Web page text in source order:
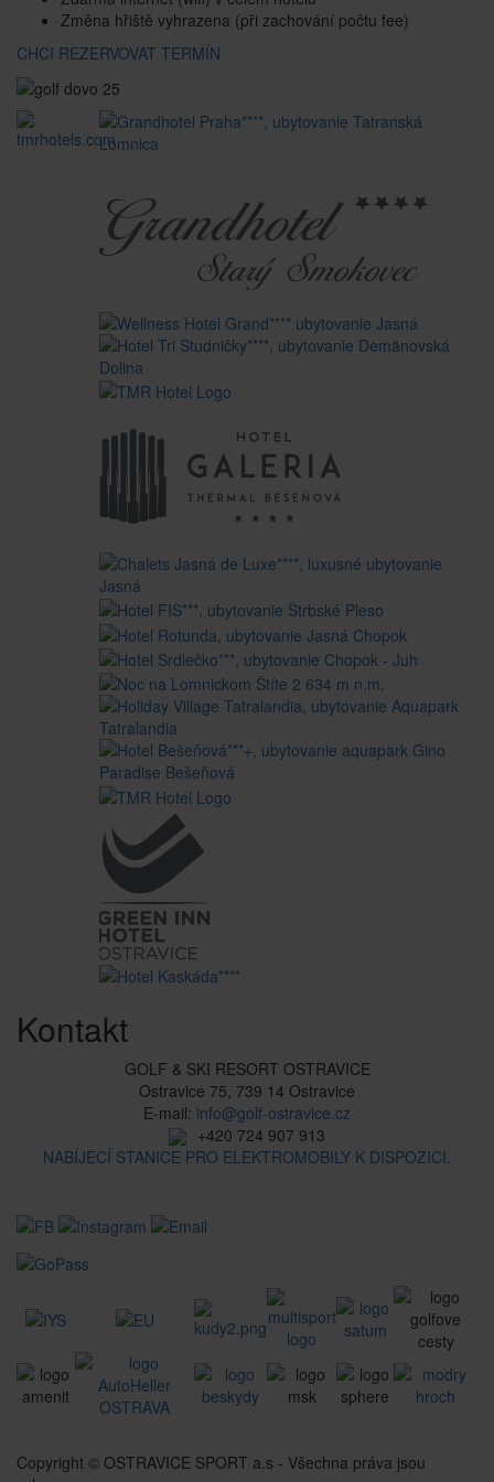
Změna hřiště vyhrazena (při zachování počtu fee)
CHCI REZERVOVAT TERMÍN
Kontakt
GOLF & SKI RESORT OSTRAVICE
Ostravice 75, 739 14 Ostravice
E-mail: info@golf-ostravice.cz
+420 724 907 913
NABÍJECÍ STANICE PRO ELEKTROMOBILY K DISPOZICI.
Copyright © OSTRAVICE SPORT a.s - Všechna práva jsou